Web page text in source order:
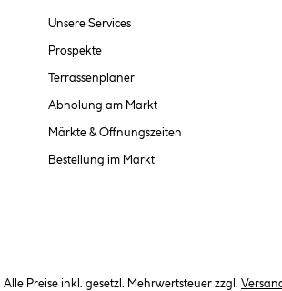
Unsere Services
Prospekte
Terrassenplaner
Abholung am Markt
Märkte & Öffnungszeiten
Bestellung im Markt
Alle Preise inkl. gesetzl. Mehrwertsteuer zzgl.